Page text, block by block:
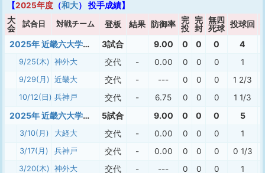
【2025年度 （和大） 投手成績】
大
会
試合日 対戦チーム 登板 結果 防御率
完
投
完
封
無四
死球 投球回
2025年 近畿六大学準硬式秋季 3試合 9.00 0 0 0 4
9/25(木) 神外大 交代 - 0.00 0 0 0 1
9/29(月) 近畿大 交代 - --- 0 0 0 1 2/3
10/12(日) 兵神戸 交代 - 6.75 0 0 0 1 1/3
2025年 近畿六大学準硬式春季 5試合 9.00 0 0 0 5
3/10(月) 大経大 交代 - 0.00 0 0 0 1
3/17(月) 兵神戸 交代 - 0.00 0 0 0 0 1/3
3/20(木) 神外大 交代 - --- 0 0 0 1